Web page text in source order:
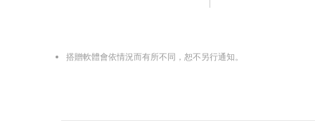
搭贈軟體會依情況而有所不同，恕不另行通知。